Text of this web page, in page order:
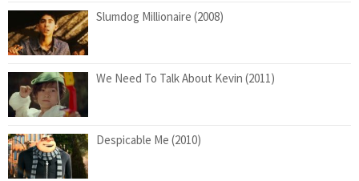
Slumdog Millionaire (2008)
We Need To Talk About Kevin (2011)
Despicable Me (2010)